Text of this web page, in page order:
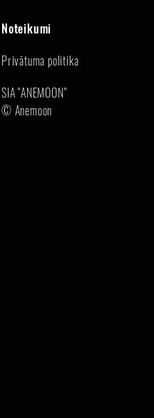
Noteikumi
Privātuma politika
SIA "ANEMOON"
© Anemoon